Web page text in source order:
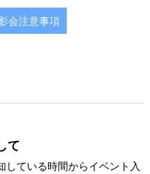
会注意事項
て
している時間からイベント入